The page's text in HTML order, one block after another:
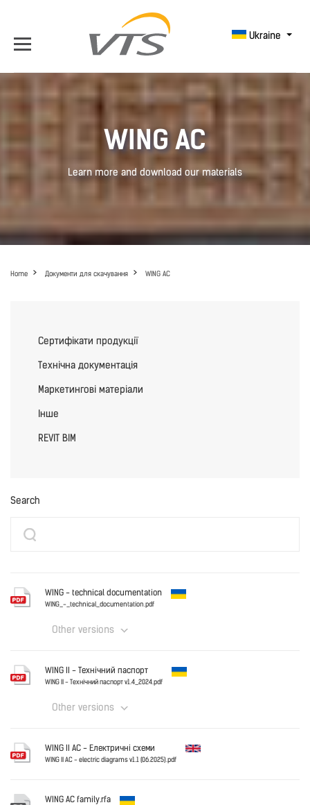
Ukraine
WING AC
Learn more and download our materials
Home Документи для скачування WING AC
Сертифікати продукції
Технічна документація
Маркетингові матеріали
Iнше
REVIT BIM
Search
WING - technical documentation
WING_-_technical_documentation.pdf
Other versions
WING_-_technical_documentation.pdf
WING II - Технічний паспорт
WING II - Технічний паспорт v1.4_2024.pdf
Other versions
WING II - Технічний паспорт v1.4_2024.pdf
Download
WING II AC - Електричні схеми
WING II AC - electric diagrams v1.1 (06.2025).pdf
WING AC family.rfa